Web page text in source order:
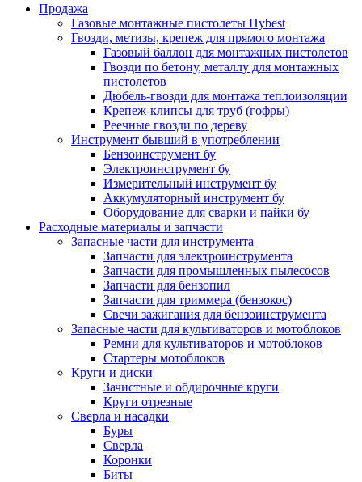
Продажа
Газовые монтажные пистолеты Hybest
Гвозди, метизы, крепеж для прямого монтажа
Газовый баллон для монтажных пистолетов
Гвозди по бетону, металлу для монтажных
пистолетов
Дюбель-гвозди для монтажа теплоизоляции
Крепеж-клипсы для труб (гофры)
Реечные гвозди по дереву
Инструмент бывший в употреблении
Бензоинструмент бу
Электроинструмент бу
Измерительный инструмент бу
Аккумуляторный инструмент бу
Оборудование для сварки и пайки бу
Расходные материалы и запчасти
Запасные части для инструмента
Запчасти для электроинструмента
Запчасти для промышленных пылесосов
Запчасти для бензопил
Запчасти для триммера (бензокос)
Свечи зажигания для бензоинструмента
Запасные части для культиваторов и мотоблоков
Ремни для культиваторов и мотоблоков
Стартеры мотоблоков
Круги и диски
Зачистные и обдирочные круги
Круги отрезные
Сверла и насадки
Буры
Сверла
Коронки
Биты